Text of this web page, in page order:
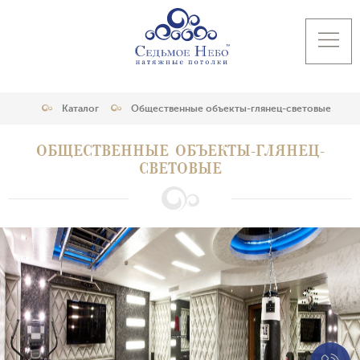
Каталог Общественные объекты-глянец-световые
ОБЩЕСТВЕННЫЕ ОБЪЕКТЫ-ГЛЯНЕЦ-
СВЕТОВЫЕ